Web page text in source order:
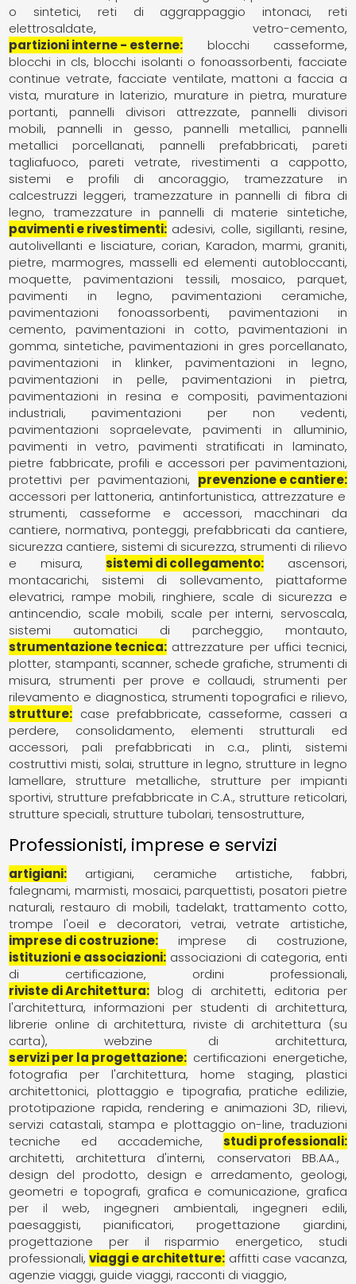
o sintetici
reti di aggrappaggio intonaci
reti
elettrosaldate
vetro-cemento
partizioni interne - esterne
blocchi casseforme
blocchi in cls blocchi isolanti o fonoassorbenti facciate
continue vetrate facciate ventilate mattoni a faccia a
vista murature in laterizio murature in pietra murature
portanti
pannelli divisori attrezzate
pannelli divisori
mobili
pannelli in gesso pannelli metallici
pannelli
metallici porcellanati
pannelli prefabbricati
pareti
tagliafuoco
pareti vetrate
rivestimenti a cappotto
sistemi e profili di ancoraggio
tramezzature in
calcestruzzi leggeri tramezzature in pannelli di fibra di
legno
tramezzature in pannelli di materie sintetiche
pavimenti e rivestimenti adesivi, colle, sigillanti, resine
autolivellanti e lisciature corian Karadon marmi, graniti,
pietre marmogres masselli ed elementi autobloccanti
moquette, pavimentazioni tessili
mosaico
parquet,
pavimenti in legno
pavimentazioni ceramiche
pavimentazioni fonoassorbenti
pavimentazioni in
cemento
pavimentazioni in cotto
pavimentazioni in
gomma, sintetiche pavimentazioni in gres porcellanato
pavimentazioni in klinker
pavimentazioni in legno
pavimentazioni in pelle
pavimentazioni in pietra
pavimentazioni in resina e compositi
pavimentazioni
industriali
pavimentazioni per non vedenti
pavimentazioni sopraelevate
pavimenti in alluminio
pavimenti in vetro
pavimenti stratificati in laminato
pietre fabbricate profili e accessori per pavimentazioni
protettivi per pavimentazioni
prevenzione e cantiere
accessori per lattoneria antinfortunistica attrezzature e
strumenti
casseforme e accessori
macchinari da
cantiere normativa ponteggi prefabbricati da cantiere
sicurezza cantiere sistemi di sicurezza strumenti di rilievo
e misura
sistemi di collegamento
ascensori
montacarichi, sistemi di sollevamento
piattaforme
elevatrici rampe mobili ringhiere
scale di sicurezza e
antincendio
scale mobili scale per interni
servoscala
sistemi automatici di parcheggio, montauto
strumentazione tecnica attrezzature per uffici tecnici
plotter, stampanti, scanner, schede grafiche strumenti di
misura
strumenti per prove e collaudi
strumenti per
rilevamento e diagnostica strumenti topografici e rilievo
strutture
case prefabbricate
casseforme, casseri a
perdere
consolidamento
elementi strutturali ed
accessori
pali prefabbricati in c.a. plinti
sistemi
costruttivi misti solai strutture in legno strutture in legno
lamellare
strutture metalliche
strutture per impianti
sportivi strutture prefabbricate in C.A. strutture reticolari
strutture speciali strutture tubolari tensostrutture
Professionisti, imprese e servizi
artigiani artigiani ceramiche artistiche
fabbri
falegnami marmisti mosaici parquettisti posatori pietre
naturali restauro di mobili tadelakt trattamento cotto
trompe l'oeil e decoratori
vetrai
vetrate artistiche
imprese di costruzione
imprese di costruzione
istituzioni e associazioni associazioni di categoria enti
di certificazione
ordini professionali
riviste di Architettura
blog di architetti
editoria per
l'architettura
informazioni per studenti di architettura
librerie online di architettura riviste di architettura (su
carta)
webzine di architettura
servizi per la progettazione
certificazioni energetiche
fotografia per l'architettura
home staging
plastici
architettonici
plottaggio e tipografia
pratiche edilizie
prototipazione rapida rendering e animazioni 3D rilievi
servizi catastali stampa e plottaggio on-line traduzioni
tecniche ed accademiche
studi professionali
architetti
architettura d'interni
conservatori BB.AA.
design del prodotto
design e arredamento
geologi
geometri e topografi grafica e comunicazione grafica
per il web
ingegneri ambientali
ingegneri edili
paesaggisti
pianificatori
progettazione giardini
progettazione per il risparmio energetico
studi
professionali viaggi e architetture affitti case vacanza
agenzie viaggi guide viaggi racconti di viaggio